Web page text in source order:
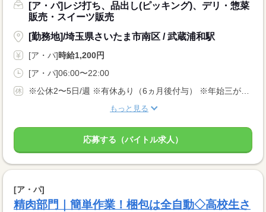
[ア・パ]レジ打ち、品出し(ピッキング)、デリ・惣菜
販売・スイーツ販売
[勤務地]/埼玉県さいたま市南区 / 武蔵浦和駅
[ア・パ]時給1,200円
[ア・パ]06:00〜22:00
※公休2〜5日/週 ※有休あり（6ヵ月後付与） ※年始三が日（1/1〜1/3）は休業いたします！
もっと見る
応募する（バイトル求人）
[ア・パ]
精肉部門｜簡単作業！梱包は全自動◇高校生さ